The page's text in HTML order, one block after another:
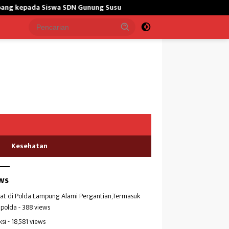
Susu Bangun Masjid,Satgas Yonarmed 13/Nanggala
Kesehatan
di Polda Lampung Alami Pergantian,Termasuk
- 388 views
- 18,581 views